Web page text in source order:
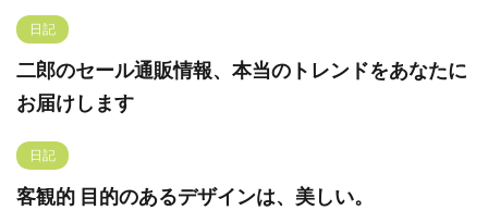
日記
二郎のセール通販情報、本当のトレンドをあなたに
お届けします
日記
客観的 目的のあるデザインは、美しい。